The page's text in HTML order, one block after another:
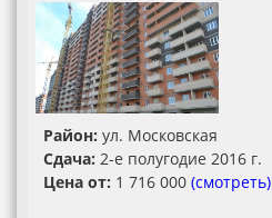
Район: ул. Московская
Сдача: 2-е полугодие 2016 г.
Цена от: 1 716 000 (смотреть)